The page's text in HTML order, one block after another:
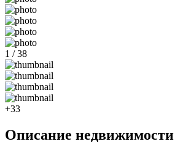
1 / 38
+33
Описание недвижимости